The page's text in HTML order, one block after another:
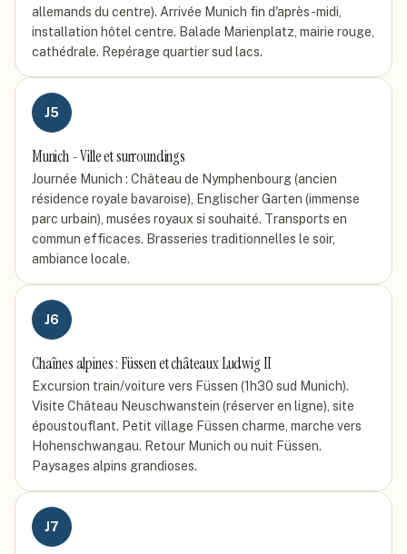
allemands du centre). Arrivée Munich fin d'après-midi,
installation hôtel centre. Balade Marienplatz, mairie rouge,
cathédrale. Repérage quartier sud lacs.
J5
Munich - Ville et surroundings
Journée Munich : Château de Nymphenbourg (ancien
résidence royale bavaroise), Englischer Garten (immense
parc urbain), musées royaux si souhaité. Transports en
commun efficaces. Brasseries traditionnelles le soir,
ambiance locale.
J6
Chaînes alpines : Füssen et châteaux Ludwig II
Excursion train/voiture vers Füssen (1h30 sud Munich).
Visite Château Neuschwanstein (réserver en ligne), site
époustouflant. Petit village Füssen charme, marche vers
Hohenschwangau. Retour Munich ou nuit Füssen.
Paysages alpins grandioses.
J7